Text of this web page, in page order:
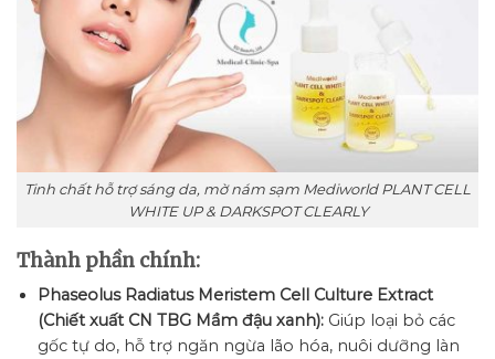
Tinh chất hỗ trợ sáng da, mờ nám sạm Mediworld PLANT CELL
WHITE UP & DARKSPOT CLEARLY
Thành phần chính:
Phaseolus Radiatus Meristem Cell Culture Extract
(Chiết xuất CN TBG Mầm đậu xanh):Giúp loại bỏ các
gốc tự do, hỗ trợ ngăn ngừa lão hóa, nuôi dưỡng làn